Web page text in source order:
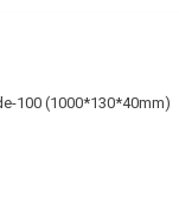
100 (1000*130*40mm)